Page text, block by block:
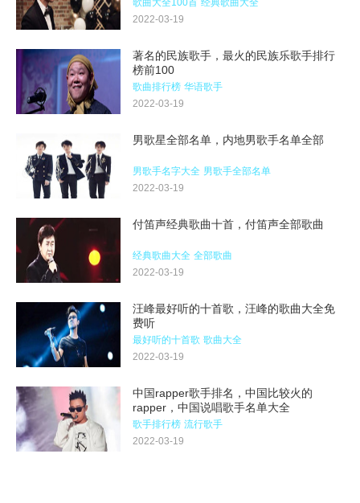
歌曲大全100首 经典歌曲大全
2022-03-19
著名的民族歌手，最火的民族乐歌手排行
榜前100
歌曲排行榜 华语歌手
2022-03-19
男歌星全部名单，内地男歌手名单全部
男歌手名字大全 男歌手全部名单
2022-03-19
付笛声经典歌曲十首，付笛声全部歌曲
经典歌曲大全 全部歌曲
2022-03-19
汪峰最好听的十首歌，汪峰的歌曲大全免
费听
最好听的十首歌 歌曲大全
2022-03-19
中国rapper歌手排名，中国比较火的
rapper，中国说唱歌手名单大全
歌手排行榜 流行歌手
2022-03-19